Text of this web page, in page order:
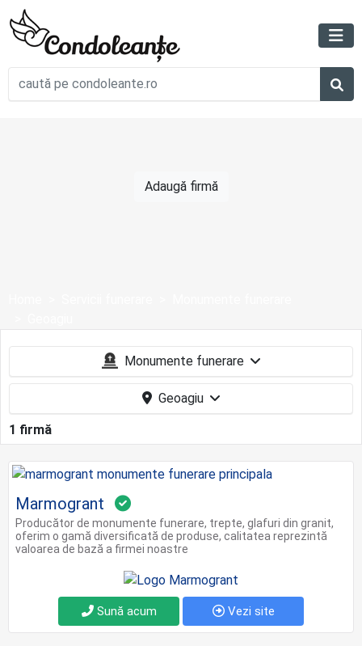
Adaugă firmă
1 firmă
Marmogrant
Producător de monumente funerare, trepte, glafuri din granit,
oferim o gamă diversificată de produse, calitatea reprezintă
valoarea de bază a firmei noastre
Sună acum Vezi site